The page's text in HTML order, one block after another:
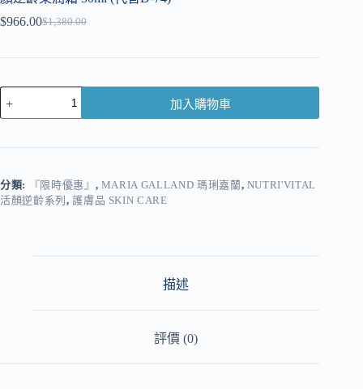
$1,380.00
$966.00
加入購物車
r
n
分類: 『限時優惠』 , MARIA GALLAND 瑪琍嘉蘭, NUTRI'VITAL
活顏逆齡系列 ,護膚品 SKIN CARE
描述
評價 (0)